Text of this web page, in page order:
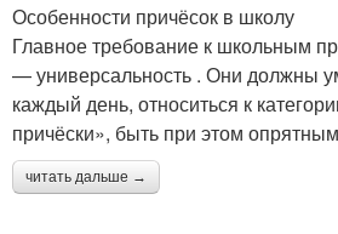
Особенности причёсок в школу
Главное требование к школьным
— универсальность . Они должны
каждый день, относиться к
причёски», быть при этом
читать дальше →